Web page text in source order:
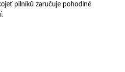
pilníků zaručuje pohodlné